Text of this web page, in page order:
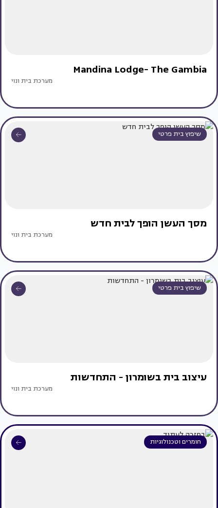
Mandina Lodge- The Gambia
מערכת בית ונוי
שיפוץ בית פרטי
מסך העשן הופך לבית חדש
מערכת בית ונוי
שיפוץ בית פרטי
עיצוב בית בשומרון - התחדשות
מערכת בית ונוי
חומרים וטכנולוגיות